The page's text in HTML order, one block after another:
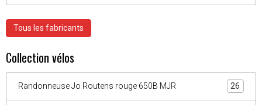
Tous les fabricants
Collection vélos
Randonneuse Jo Routens rouge 650B MJR 26